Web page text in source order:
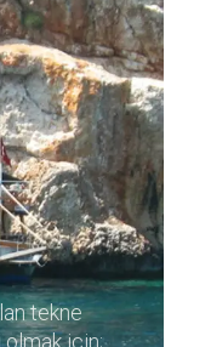
tekne
olmak için;